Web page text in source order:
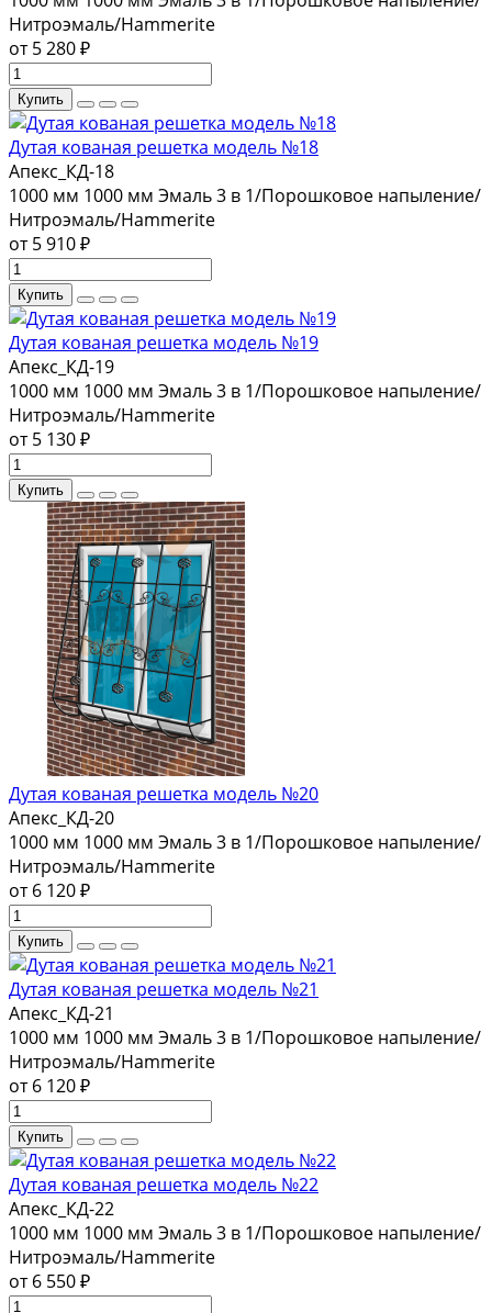
Нитроэмаль/Hammerite
от 5 280 ₽
Купить
Дутая кованая решетка модель №18
Апекс_КД-18
1000 мм 1000 мм Эмаль 3 в 1/Порошковое напыление/
Нитроэмаль/Hammerite
от 5 910 ₽
Купить
Дутая кованая решетка модель №19
Апекс_КД-19
1000 мм 1000 мм Эмаль 3 в 1/Порошковое напыление/
Нитроэмаль/Hammerite
от 5 130 ₽
Купить
Дутая кованая решетка модель №20
Апекс_КД-20
1000 мм 1000 мм Эмаль 3 в 1/Порошковое напыление/
Нитроэмаль/Hammerite
от 6 120 ₽
Купить
Дутая кованая решетка модель №21
Апекс_КД-21
1000 мм 1000 мм Эмаль 3 в 1/Порошковое напыление/
Нитроэмаль/Hammerite
от 6 120 ₽
Купить
Дутая кованая решетка модель №22
Апекс_КД-22
1000 мм 1000 мм Эмаль 3 в 1/Порошковое напыление/
Нитроэмаль/Hammerite
от 6 550 ₽